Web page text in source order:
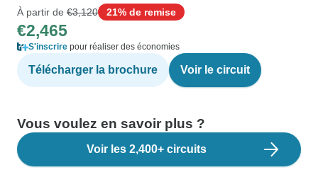
À partir de €3,120 21% de remise
€2,465
S'inscrire pour réaliser des économies
Télécharger la brochure Voir le circuit
Vous voulez en savoir plus ?
Voir les 2,400+ circuits